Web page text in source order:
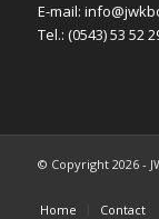
E-mail:
Tel.: (0543) 53 52
© Copyright 2026 -
Home Contact